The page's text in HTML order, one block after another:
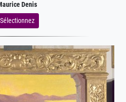
Denis
Sélectionnez